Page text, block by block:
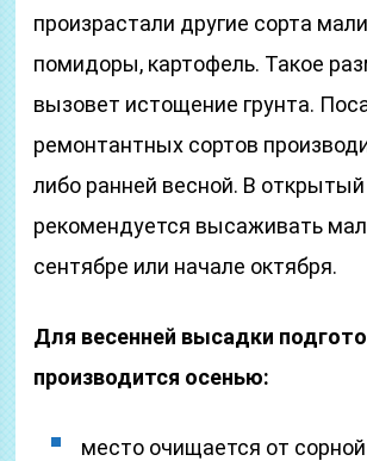
произрастали другие сорта
помидоры, картофель. Такое
вызовет истощение грунта.
ремонтантных сортов
либо ранней весной. В открытый
рекомендуется высаживать
сентябре или начале октября.
Для весенней высадки
производится осенью:
место очищается от